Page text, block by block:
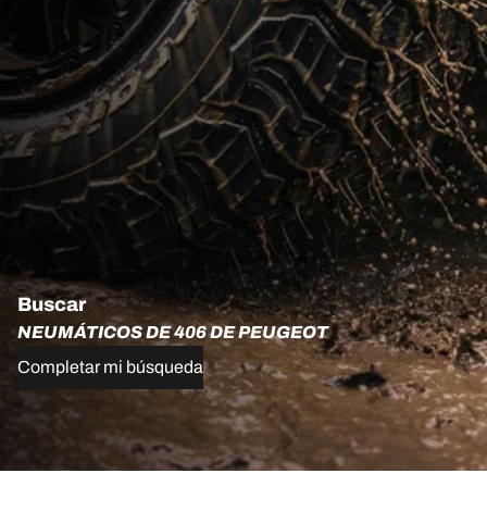
Buscar
NEUMÁTICOS DE 406 DE PEUGEOT
Completar mi búsqueda